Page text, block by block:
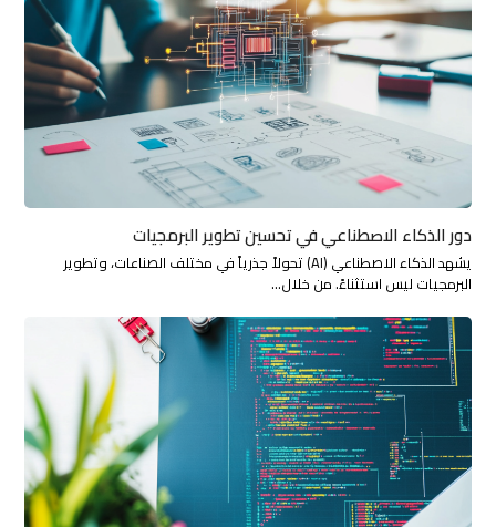
دور الذكاء الاصطناعي في تحسين تطوير البرمجيات
يشهد الذكاء الاصطناعي (AI) تحولاً جذرياً في مختلف الصناعات، وتطوير
البرمجيات ليس استثناءً. من خلال…